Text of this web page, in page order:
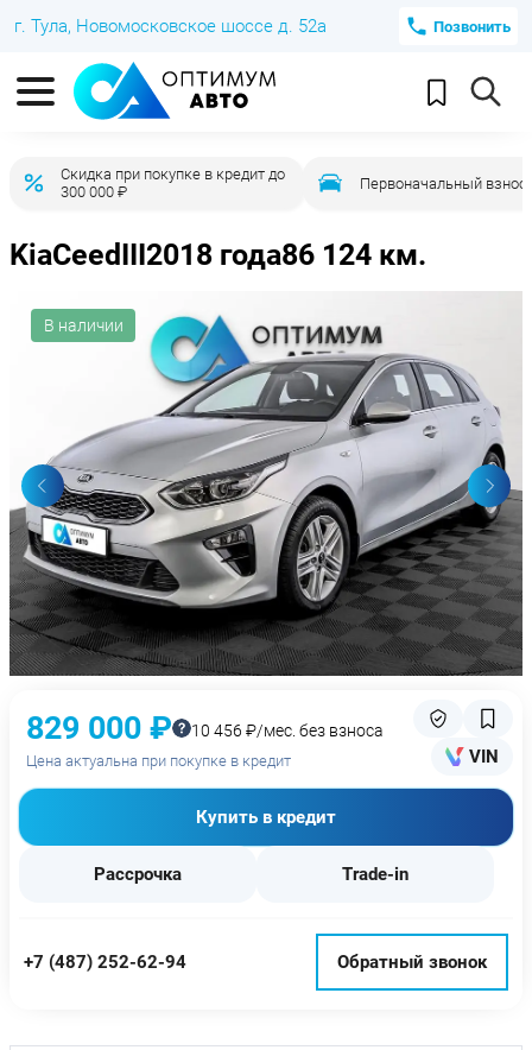
г. Тула, Новомосковское шоссе д. 52а Позвонить
Скидка при покупке в кредит до
300 000 ₽
Первоначальный взнос
KiaCeedIII2018 года86 124 км.
В наличии
829 000 ₽ 10 456 ₽/мес. без взноса
Цена актуальна при покупке в кредит VIN
Купить в кредит
Рассрочка Trade-in
+7 (487) 252-62-94 Обратный звонок